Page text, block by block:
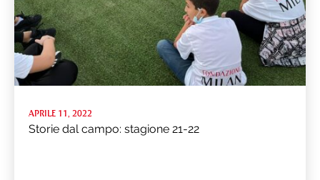
APRILE 11, 2022
Storie dal campo: stagione 21-22